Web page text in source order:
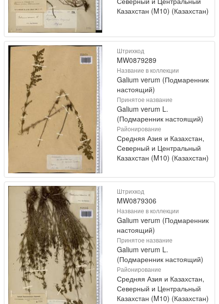
Казахстан (M10) (Казахстан)
Штрихкод
MW0879289
Название в коллекции
Galium verum (Подмаренник
настоящий)
Принятое название
Galium verum L.
(Подмаренник настоящий)
Районирование
Средняя Азия и Казахстан,
Северный и Центральный
Казахстан (M10) (Казахстан)
Штрихкод
MW0879306
Название в коллекции
Galium verum (Подмаренник
настоящий)
Принятое название
Galium verum L.
(Подмаренник настоящий)
Районирование
Средняя Азия и Казахстан,
Северный и Центральный
Казахстан (M10) (Казахстан)